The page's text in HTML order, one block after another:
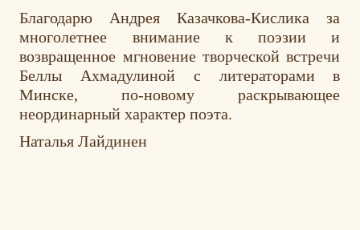
Благодарю Андрея Казачкова-Кислика за
многолетнее внимание к поэзии и
возвращенное мгновение творческой встречи
Беллы Ахмадулиной с литераторами в
Минске, по-новому раскрывающее
неординарный характер поэта.
Наталья Лайдинен